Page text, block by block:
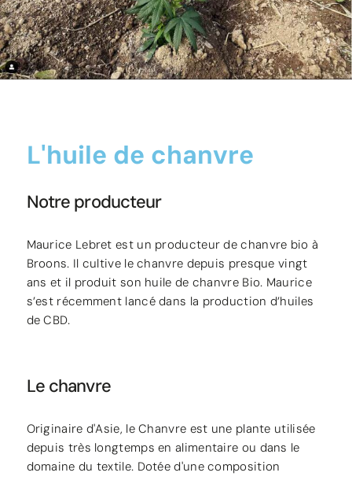
L'huile de chanvre
Notre producteur
Maurice Lebret est un producteur de chanvre bio à
Broons. Il cultive le chanvre depuis presque vingt
ans et il produit son huile de chanvre Bio. Maurice
s’est récemment lancé dans la production d’huiles
de CBD.
Le chanvre
Originaire d'Asie, le Chanvre est une plante utilisée
depuis très longtemps en alimentaire ou dans le
domaine du textile. Dotée d'une composition